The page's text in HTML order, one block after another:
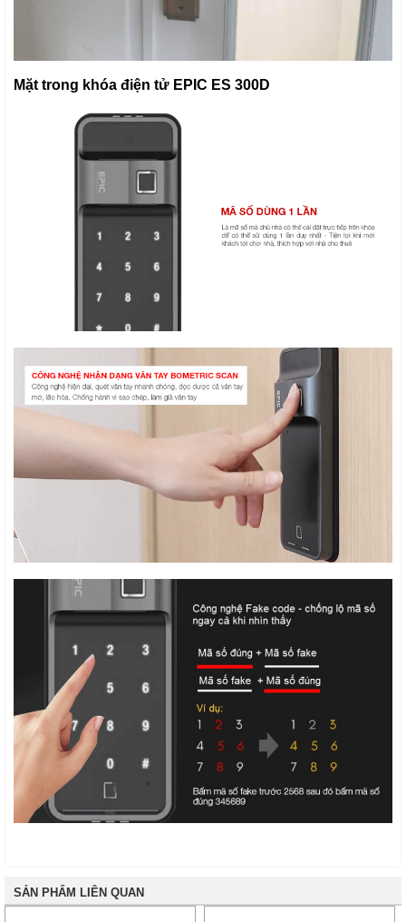
Mặt trong khóa điện tử EPIC ES 300D
SẢN PHẨM LIÊN QUAN